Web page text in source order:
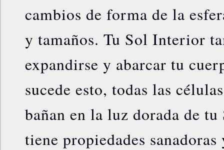
cambios de forma de la
y tamaños. Tu Sol Interior
expandirse y abarcar tu
sucede esto, todas las
bañan en la luz dorada de
tiene propiedades